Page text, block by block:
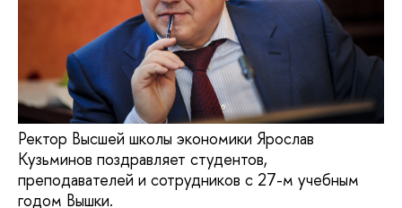
Ректор Высшей школы экономики Ярослав
Кузьминов поздравляет студентов,
преподавателей и сотрудников с 27-м учебным
годом Вышки.